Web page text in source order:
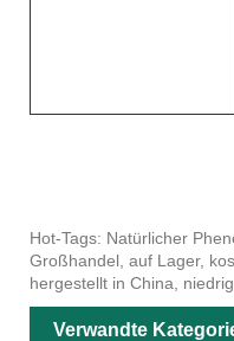
Hot-Tags: Natürlicher
Großhandel, auf Lager,
hergestellt in China,
Verwandte